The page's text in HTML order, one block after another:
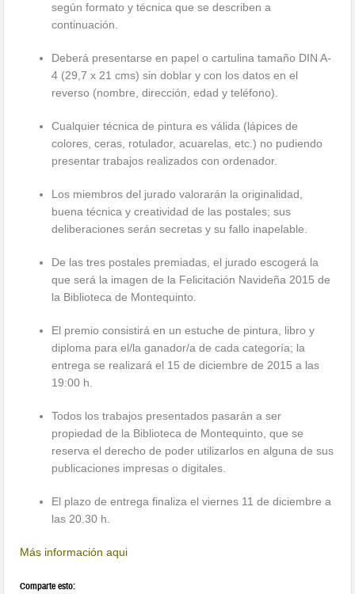
según formato y técnica que se describen a
continuación.
Deberá presentarse en papel o cartulina tamaño DIN A-
4 (29,7 x 21 cms) sin doblar y con los datos en el
reverso (nombre, dirección, edad y teléfono).
Cualquier técnica de pintura es válida (lápices de
colores, ceras, rotulador, acuarelas, etc.) no pudiendo
presentar trabajos realizados con ordenador.
Los miembros del jurado valorarán la originalidad,
buena técnica y creatividad de las postales; sus
deliberaciones serán secretas y su fallo inapelable.
De las tres postales premiadas, el jurado escogerá la
que será la imagen de la Felicitación Navideña 2015 de
la Biblioteca de Montequinto.
El premio consistirá en un estuche de pintura, libro y
diploma para el/la ganador/a de cada categoría; la
entrega se realizará el 15 de diciembre de 2015 a las
19:00 h.
Todos los trabajos presentados pasarán a ser
propiedad de la Biblioteca de Montequinto, que se
reserva el derecho de poder utilizarlos en alguna de sus
publicaciones impresas o digitales.
El plazo de entrega finaliza el viernes 11 de diciembre a
las 20.30 h.
Más información aqui
Comparte esto: